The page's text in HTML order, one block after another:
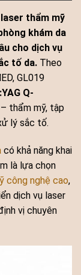
thẩm mỹ
khám da
cho dịch vụ
tố da. Theo
GL019
Q-
thẩm mỹ, tập
lý sắc tố.
có khả năng khai
là lựa chọn
công nghệ cao,
dịch vụ laser
vị chuyên